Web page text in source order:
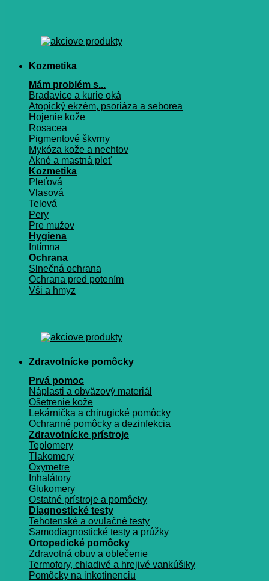
Kozmetika
Mám problém s...
Bradavice a kurie oká
Atopický ekzém, psoriáza a seborea
Hojenie kože
Rosacea
Pigmentové škvrny
Mykóza kože a nechtov
Akné a mastná pleť
Kozmetika
Pleťová
Vlasová
Telová
Pery
Pre mužov
Hygiena
Intímna
Ochrana
Slnečná ochrana
Ochrana pred potením
Vši a hmyz
Zdravotnícke pomôcky
Prvá pomoc
Náplasti a obväzový materiál
Ošetrenie kože
Lekárnička a chirugické pomôcky
Ochranné pomôcky a dezinfekcia
Zdravotnícke prístroje
Teplomery
Tlakomery
Oxymetre
Inhalátory
Glukomery
Ostatné prístroje a pomôcky
Diagnostické testy
Tehotenské a ovulačné testy
Samodiagnostické testy a prúžky
Ortopedické pomôcky
Zdravotná obuv a oblečenie
Termofory, chladivé a hrejivé vankúšiky
Pomôcky na inkotinenciu